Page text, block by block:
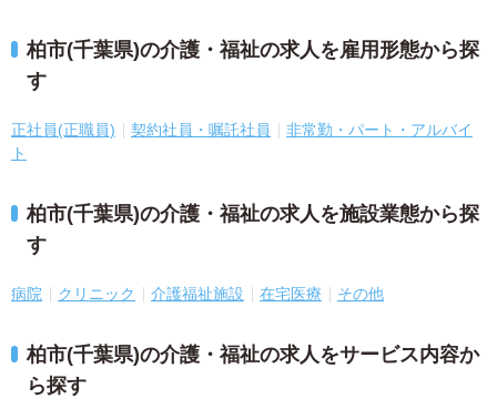
柏市(千葉県)の介護・福祉の求人を雇用形態から探
す
正社員(正職員) 契約社員・嘱託社員
非常勤・パート・アルバイ
ト
柏市(千葉県)の介護・福祉の求人を施設業態から探
す
病院 クリニック 介護福祉施設 在宅医療 その他
柏市(千葉県)の介護・福祉の求人をサービス内容か
ら探す